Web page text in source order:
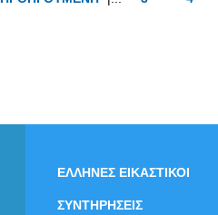
ΕΛΛΗΝΕΣ ΕΙΚΑΣΤΙΚΟΙ
ΣΥΝΤΗΡΗΣΕΙΣ